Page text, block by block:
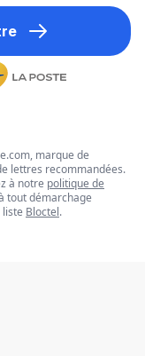
marque de
lettres recommandées.
à notre politique de
tout démarchage
Bloctel.